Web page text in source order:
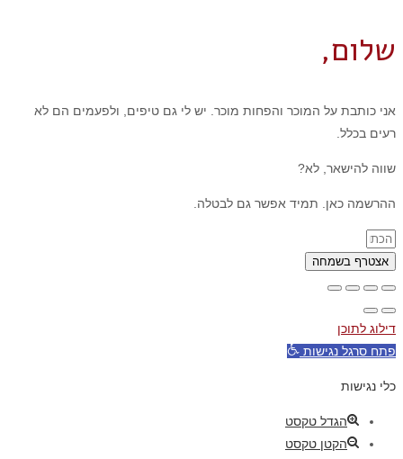
שלום,
אני כותבת על המוכר והפחות מוכר. יש לי גם טיפים, ולפעמים הם לא
רעים בכלל.
שווה להישאר, לא?
ההרשמה כאן. תמיד אפשר גם לבטלה.
אצטרף בשמחה
דילוג לתוכן
פתח סרגל נגישות
כלי נגישות
הגדל טקסט
הקטן טקסט